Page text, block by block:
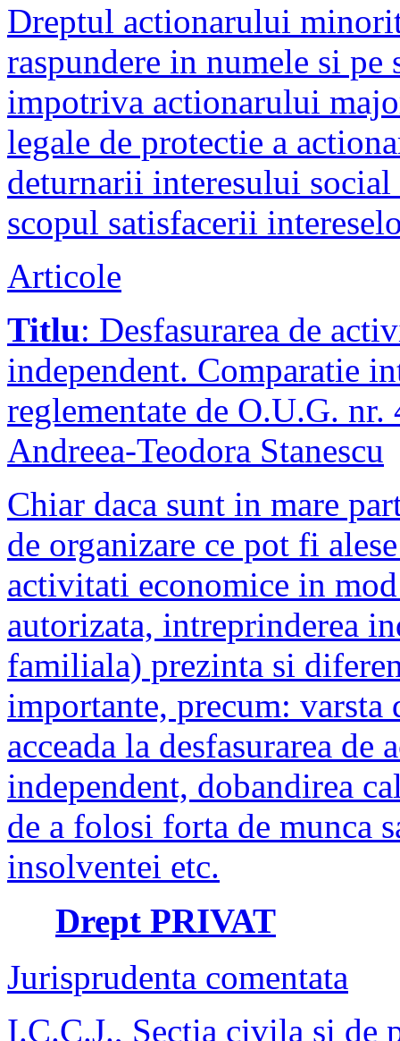
Dreptul actionarului
raspundere in numele si pe
impotriva actionarului
legale de protectie a
deturnarii interesului
scopul satisfacerii
Articole
Titlu: Desfasurarea de
independent. Comparatie
reglementate de O.U.G.
Andreea-Teodora Stanescu
Chiar daca sunt in mare
de organizare ce pot fi
activitati economice in
autorizata, intreprinderea
familiala) prezinta si
importante, precum: varsta
acceada la desfasurarea
independent, dobandirea
de a folosi forta de munca
insolventei etc.
Drept PRIVAT
Jurisprudenta comentata
I.C.C.J., Sectia civila si de